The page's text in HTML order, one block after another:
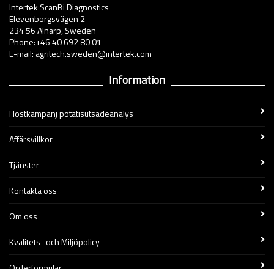
Intertek ScanBi Diagnostics
Elevenborgsvägen 2
234 56 Alnarp, Sweden
Phone:+46 40 692 80 01
E-mail: agritech.sweden@intertek.com
Information
Höstkampanj potatisutsädeanalys
Affärsvillkor
Tjänster
Kontakta oss
Om oss
Kvalitets- och Miljöpolicy